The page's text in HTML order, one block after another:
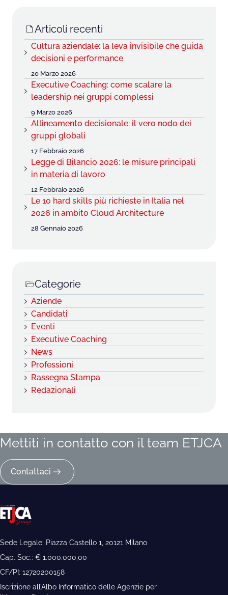
Articoli recenti
Cultura aziendale: la leva invisibile che guida
decisioni e performance
20 Marzo 2026
Executive Coaching: come scalare la
leadership nei gruppi complessi
9 Marzo 2026
Allineamento decisionale: il vero nodo dei
gruppi globali
17 Febbraio 2026
Legge di Bilancio 2026: le misure principali
in materia di lavoro
12 Febbraio 2026
Le 10 hard skills più richieste in Italia nel
2026 in ambito Cloud Architecture
28 Gennaio 2026
Categorie
Aziende
Candidati
Eventi
Executive Coaching
News
Professioni
Rassegna Stampa
Redazionali
Mettiti in contatto con il team ETJCA
Contattaci
Sede Legale: Piazza Castello 1, 20121 Milano
Cap. Soc.: € 1.000.000,00
CF/PI: 12720200158
Iscrizione all’Albo Informatico delle Agenzie per